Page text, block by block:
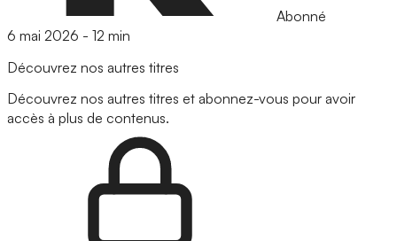
Abonné
6 mai 2026 - 12 min
Découvrez nos autres titres
Découvrez nos autres titres et abonnez-vous pour avoir
accès à plus de contenus.